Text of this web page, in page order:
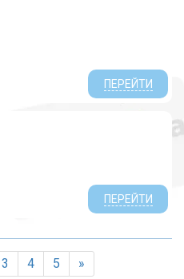
ПЕРЕЙТИ
ПЕРЕЙТИ
3 4 5 »